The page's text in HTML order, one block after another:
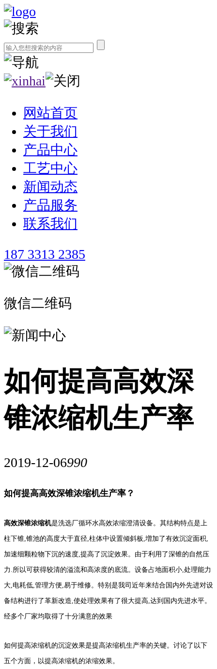
网站首页
关于我们
产品中心
工艺中心
新闻动态
产品服务
联系我们
187 3313 2385
微信二维码
如何提高高效深
锥浓缩机生产率
2019-12-06990
如何提高高效深锥浓缩机生产率？
高效深锥浓缩机是洗选厂循环水高效浓缩澄清设备。其结构特点是上
柱下锥,锥池的高度大于直径,柱体中设置倾斜板,増加了有效沉淀面积,
加速细颗粒物下沉的速度,提高了沉淀效果。由于利用了深锥的自然压
力.所以可获得较清的溢流和高浓度的底流。设备占地面积小,处理能力
大,电耗低,管理方便,易于维修。特别是我司近年来结合国内外先进对设
备结构进行了革新改造,使处理效果有了很大提高,达到国内先进水平。
经多个厂家均取得了十分满意的效果
如何提高浓缩机的沉淀效果是提高浓缩机生产率的关键。讨论了以下
五个方面，以提高浓缩机的浓缩效果。